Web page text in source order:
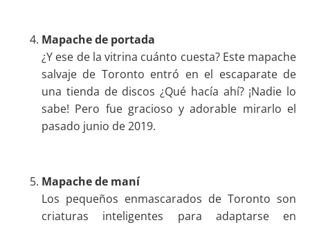
Mapache de portada
¿Y ese de la vitrina cuánto cuesta? Este mapache
salvaje de Toronto entró en el escaparate de
una tienda de discos ¿Qué hacía ahí? ¡Nadie lo
sabe! Pero fue gracioso y adorable mirarlo el
pasado junio de 2019.
Mapache de maní
Los pequeños enmascarados de Toronto son
criaturas inteligentes para adaptarse en